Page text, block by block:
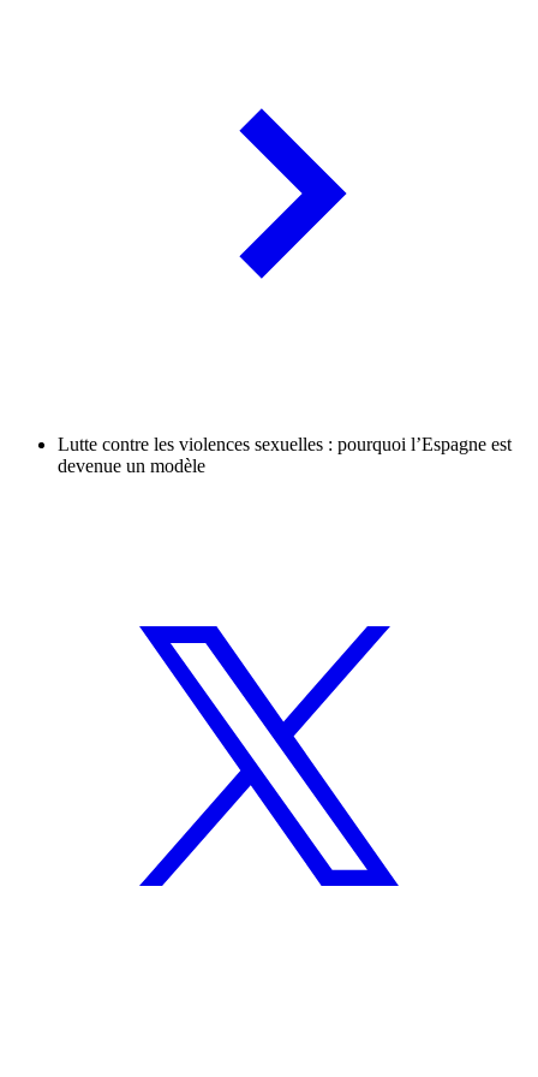
Lutte contre les violences sexuelles : pourquoi l’Espagne est
devenue un modèle